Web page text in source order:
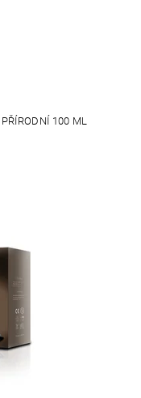
100 ML